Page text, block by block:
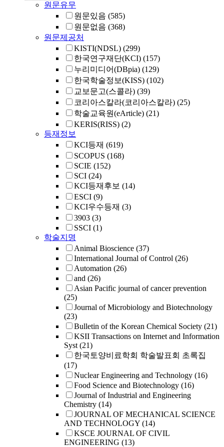
원문유무
원문있음 (585)
원문없음 (368)
원문제공처
KISTI(NDSL) (299)
한국연구재단(KCI) (157)
누리미디어(DBpia) (129)
한국학술정보(KISS) (102)
교보문고(스콜라) (39)
코리아스칼라(코리아스칼라) (25)
학술교육원(eArticle) (21)
KERIS(RISS) (2)
등재정보
KCI등재 (619)
SCOPUS (168)
SCIE (152)
SCI (24)
KCI등재후보 (14)
ESCI (9)
KCI우수등재 (3)
3903 (3)
SSCI (1)
학술지명
Animal Bioscience (37)
International Journal of Control (26)
Automation (26)
and (26)
Asian Pacific journal of cancer prevention
(25)
Journal of Microbiology and Biotechnology
(23)
Bulletin of the Korean Chemical Society (21)
KSII Transactions on Internet and Information
Syst (21)
한국토양비료학회 학술발표회 초록집
(17)
Nuclear Engineering and Technology (16)
Food Science and Biotechnology (16)
Journal of Industrial and Engineering
Chemistry (14)
JOURNAL OF MECHANICAL SCIENCE
AND TECHNOLOGY (14)
KSCE JOURNAL OF CIVIL
ENGINEERING (13)